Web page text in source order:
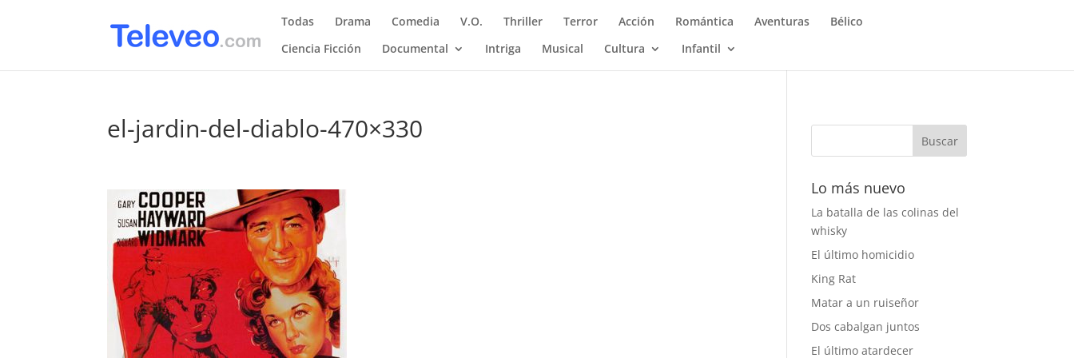
Todas Drama Comedia V.O. Thriller Terror Acción Romántica Aventuras
Bélico
Ciencia Ficción
Documental Intriga Musical Cultura Infantil
el-jardin-del-diablo-470×330
Lo más nuevo
La batalla de las colinas del
whisky
El último homicidio
King Rat
Matar a un ruiseñor
Dos cabalgan juntos
El último atardecer